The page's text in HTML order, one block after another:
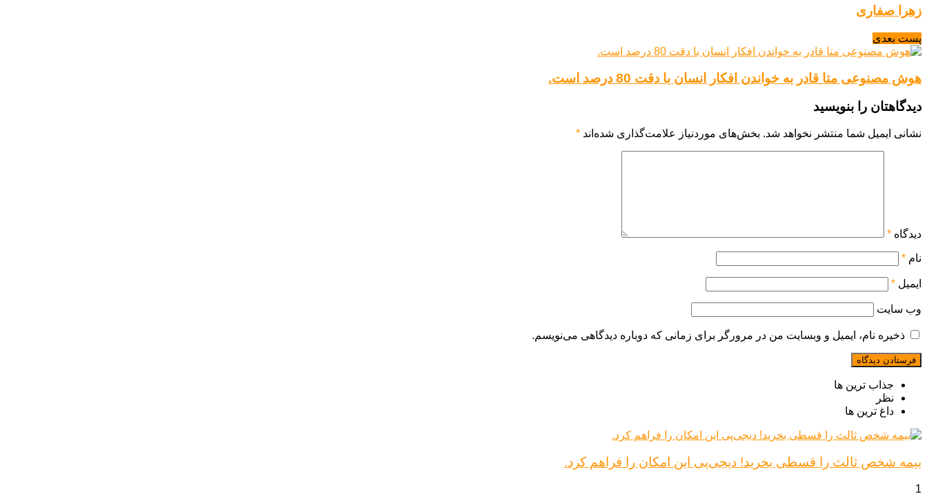
زهرا صفاری
پست بعدی
هوش مصنوعی متا قادر به خواندن افکار انسان با دقت 80 درصد است.
دیدگاهتان را بنویسید
نشانی ایمیل شما منتشر نخواهد شد. بخش‌های موردنیاز علامت‌گذاری شده‌اند *
دیدگاه *
نام *
ایمیل *
وب‌ سایت
ذخیره نام، ایمیل و وبسایت من در مرورگر برای زمانی که دوباره دیدگاهی می‌نویسم.
جذاب ترین ها
نظر
داغ ترین ها
بیمه شخص ثالث را قسطی بخرید! دیجی‌پی این امکان را فراهم کرد.
1